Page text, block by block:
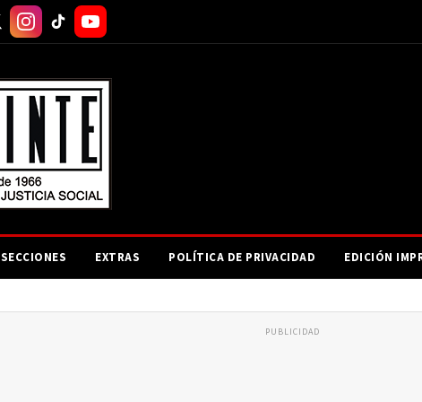
SECCIONES EXTRAS POLÍTICA DE PRIVACIDAD EDICIÓN
PUBLICIDAD